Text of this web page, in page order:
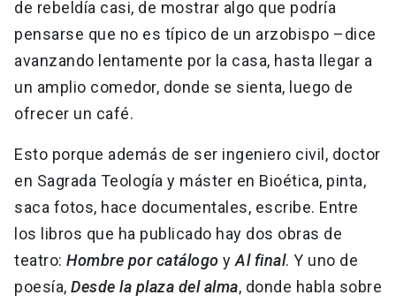
de rebeldía casi, de mostrar algo que podría
pensarse que no es típico de un arzobispo –dice
avanzando lentamente por la casa, hasta llegar a
un amplio comedor, donde se sienta, luego de
ofrecer un café.
Esto porque además de ser ingeniero civil, doctor
en Sagrada Teología y máster en Bioética, pinta,
saca fotos, hace documentales, escribe. Entre
los libros que ha publicado hay dos obras de
teatro: Hombre por catálogo y Al final. Y uno de
poesía, Desde la plaza del alma, donde habla sobre